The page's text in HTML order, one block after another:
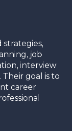
strategies,
job
interview
goal is to
career